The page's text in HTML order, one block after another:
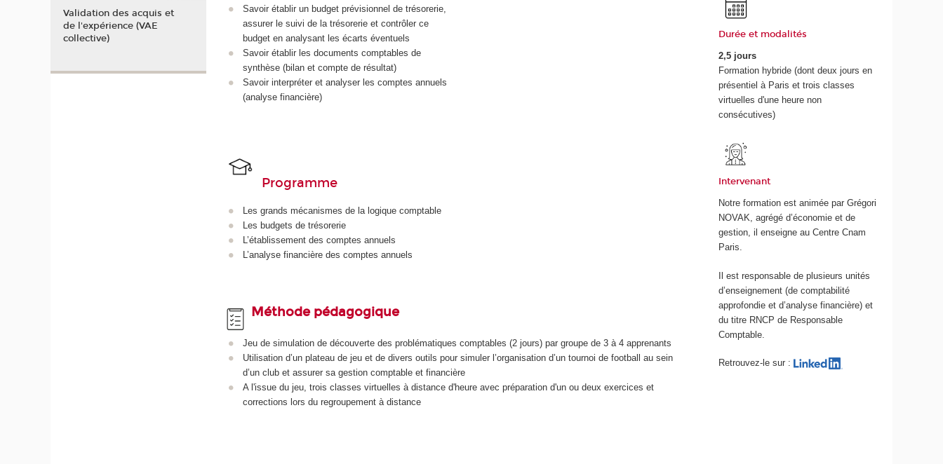
Savoir établir un budget prévisionnel de trésorerie,
assurer le suivi de la trésorerie et contrôler ce
budget en analysant les écarts éventuels
Savoir établir les documents comptables de
synthèse (bilan et compte de résultat)
Savoir interpréter et analyser les comptes annuels
(analyse financière)
Programme
Les grands mécanismes de la logique comptable
Les budgets de trésorerie
L’établissement des comptes annuels
L’analyse financière des comptes annuels
Méthode pédagogique
Jeu de simulation de découverte des problématiques comptables (2 jours) par groupe de 3 à 4 apprenants
Utilisation d’un plateau de jeu et de divers outils pour simuler l’organisation d’un tournoi de football au sein
d’un club et assurer sa gestion comptable et financière
A l'issue du jeu, trois classes virtuelles à distance d'heure avec préparation d'un ou deux exercices et
corrections lors du regroupement à distance
Durée et modalités
2,5 jours
Formation hybride (dont deux jours en
présentiel à Paris et trois classes
virtuelles d'une heure non
consécutives)
Intervenant
Notre formation est animée par Grégori
NOVAK, agrégé d’économie et de
gestion, il enseigne au Centre Cnam
Paris.
Il est responsable de plusieurs unités
d’enseignement (de comptabilité
approfondie et d’analyse financière) et
du titre RNCP de Responsable
Comptable.
Retrouvez-le sur :
Validation des acquis et
de l'expérience (VAE
collective)